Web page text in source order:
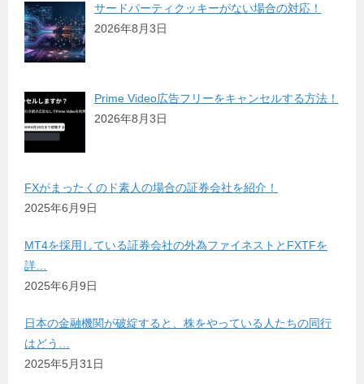
サードパーティクッキーがない場合の対応！
2026年8月3日
Prime Video広告フリーをキャンセルする方法！
2026年8月3日
FXがまったくのド素人の場合の証券会社を紹介！
2025年6月9日
MT4を採用している証券会社の外為ファイネストとFXTFを
詳…
2025年6月9日
日本の金融機関が破綻すると、株をやっている人たちの同行
はどう…
2025年5月31日